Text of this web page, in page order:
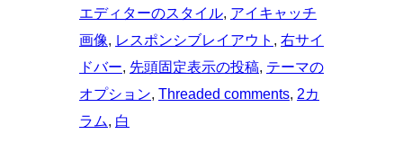
エディターのスタイル, アイキャッチ
画像, レスポンシブレイアウト , 右サイ
ドバー, 先頭固定表示の投稿, テーマの
オプション, Threaded comments, 2カ
ラム, 白